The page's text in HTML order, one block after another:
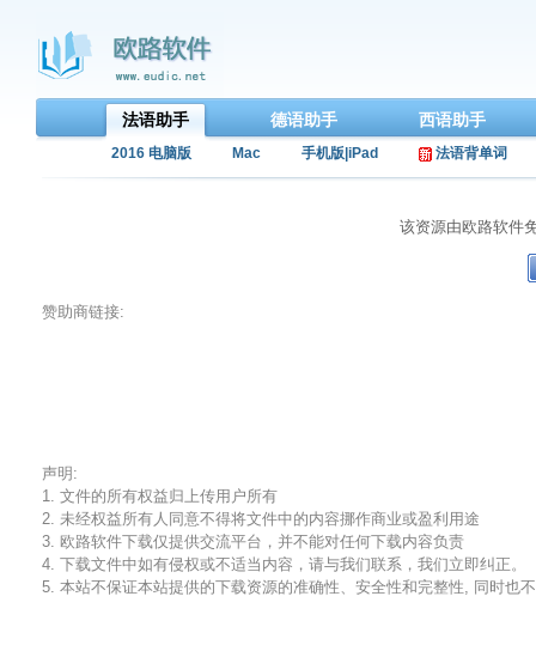
法语助手 德语助手 西语助手
2016 电脑版 Mac 手机版|iPad 法语背单词
该资源由欧路软件
赞助商链接:
声明:
1. 文件的所有权益归上传用户所有
2. 未经权益所有人同意不得将文件中的内容挪作商业或盈利用途
3. 欧路软件下载仅提供交流平台，并不能对任何下载内容负责
4. 下载文件中如有侵权或不适当内容，请与我们联系，我们立即纠正。
5. 本站不保证本站提供的下载资源的准确性、安全性和完整性, 同时也